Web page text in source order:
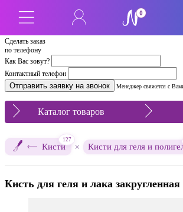
Сделать заказ
по телефону
Как Вас зовут?
Контактный телефон
Менеджер свяжется с
0
Каталог товаров
Кисти
127
× Кисти для геля и
Кисть для геля и лака